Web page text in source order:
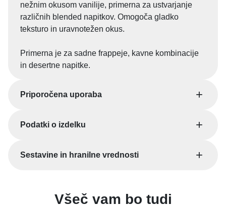
nežnim okusom vanilije, primerna za ustvarjanje
različnih blended napitkov. Omogoča gladko
teksturo in uravnotežen okus.
Primerna je za sadne frappeje, kavne kombinacije
in desertne napitke.
Priporočena uporaba
Podatki o izdelku
Sestavine in hranilne vrednosti
Všeč vam bo tudi